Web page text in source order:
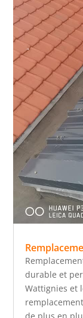
durable et
Wattignies et